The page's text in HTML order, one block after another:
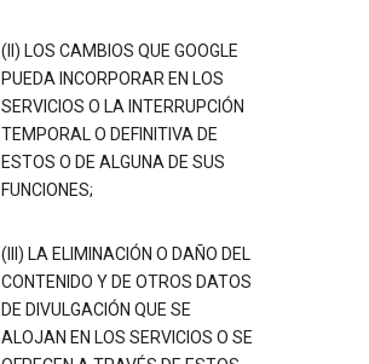
(II) LOS CAMBIOS QUE GOOGLE
PUEDA INCORPORAR EN LOS
SERVICIOS O LA INTERRUPCIÓN
TEMPORAL O DEFINITIVA DE
ESTOS O DE ALGUNA DE SUS
FUNCIONES;
(III) LA ELIMINACIÓN O DAÑO DEL
CONTENIDO Y DE OTROS DATOS
DE DIVULGACIÓN QUE SE
ALOJAN EN LOS SERVICIOS O SE